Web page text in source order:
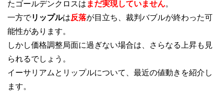
たゴールデンクロスは まだ実現していません。
一方でリップルは反落が目立ち、裁判バブルが終わった可
能性があります。
しかし価格調整局面に過ぎない場合は、さらなる上昇も見
られるでしょう。
イーサリアムとリップルについて、最近の値動きを紹介し
ます。